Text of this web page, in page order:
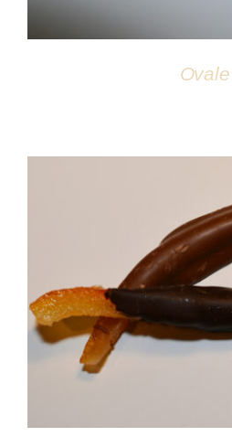
Ovale
DÉTAILS